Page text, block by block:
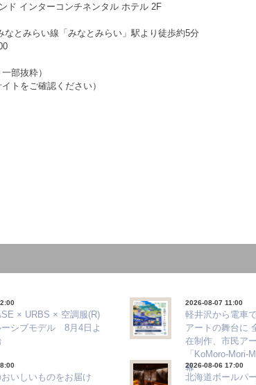
ターコンチネンタル ホテル 2F
なとみらい線「みなとみらい」駅より徒歩約5分
部抜粋）
トをご確認ください）
× URBS × 空調服(R)
ーシブモデル 8月4日よ
2026-08-07 11:00
軽井沢から電車
アートの舞台に
在制作、市民ア
「KoMoro-Mori-
幕
おいしいものをお届け
2026-08-06 17:00
北海道ボールパ